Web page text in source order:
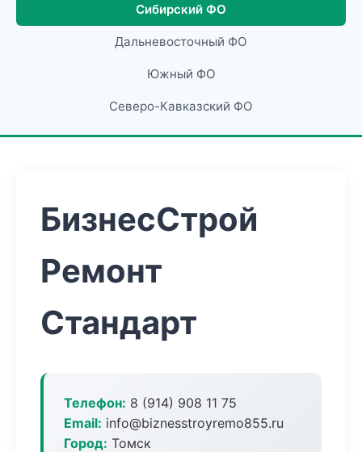
Сибирский ФО
Дальневосточный ФО
Южный ФО
Северо-Кавказский ФО
БизнесСтрой
Ремонт
Стандарт
Телефон: 8 (914) 908 11 75
Email: info@biznesstroyremo855.ru
Город: Томск